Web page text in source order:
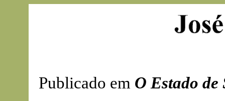
Publicado em O Estado de